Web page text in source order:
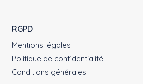
RGPD
Mentions légales
Politique de confidentialité
Conditions générales